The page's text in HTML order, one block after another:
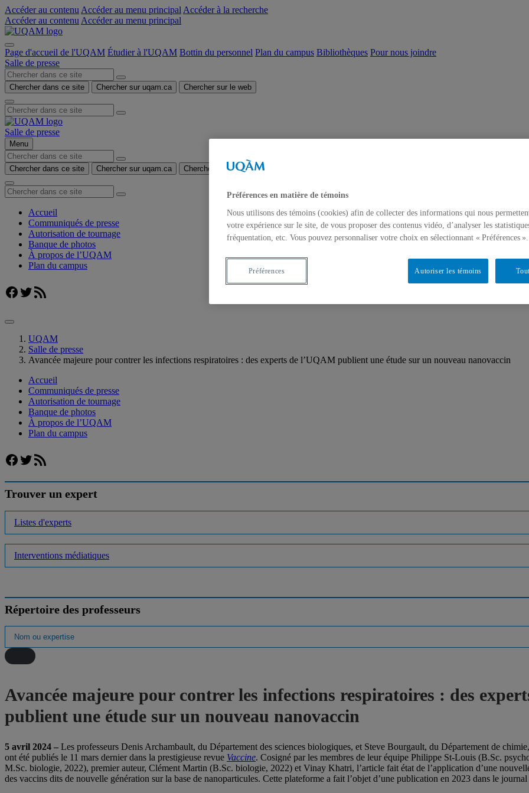
Accéder au contenu Accéder au menu principal Accéder à la recherche
Accéder au contenu Accéder au menu principal
Page d'accueil de l'UQAM Étudier à l'UQAM Bottin du personnel Plan du campus Bibliothèques Pour nous joindre
Salle de presse
Chercher dans ce site Chercher sur uqam.ca Chercher sur le web
Salle de presse
Menu
Chercher dans ce site Chercher sur uqam.ca Chercher sur le web
Accueil
Communiqués de presse
Autorisation de tournage
Banque de photos
À propos de l’UQAM
Plan du campus
Facebook
Twitter
Flux RSS
UQAM
Salle de presse
Avancée majeure pour contrer les infections respiratoires : des experts de l’UQAM publient une étude sur un nouveau nanovaccin
Accueil
Communiqués de presse
Autorisation de tournage
Banque de photos
À propos de l’UQAM
Plan du campus
Facebook
Twitter
Flux RSS
Trouver un expert
Listes d'experts
Interventions médiatiques
Répertoire des professeurs
Avancée majeure pour contrer les infections respiratoires : des
publient une étude sur un nouveau nanovaccin
5 avril 2024 – Les professeurs Denis Archambault, du Département des sciences biologiques, et Steve Bourgault, du Département de
ont été publiés le 11 mars dernier dans la prestigieuse revue Vaccine. Cosigné par les membres de leur équipe Philippe St-Louis (B.Sc.
M.Sc. biologie, 2022), premier auteur, Clément Martin (B.Sc. biologie, 2022) et Vinay Khatri, l’article fait état de l’application d’une
des vaccins dits de nouvelle génération sur la base de nanoparticules. Cette plateforme a fait l’objet d’une publication en 2023 dans le journal
Préférences en matière de témoins
Nous utilisons des témoins (cookies) afin de collecter des informations qui nous
votre expérience sur le site, de vous proposer des contenus vidéo, d’analyser les
fréquentation, etc. Vous pouvez personnaliser votre choix en sélectionnant « Préférences ».
Autoriser les témoins
Préférences